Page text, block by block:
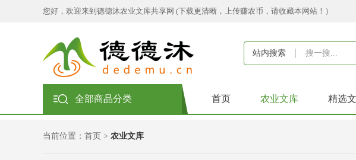
您好，欢迎来到德德沐农业文库共享网 (下载更清晰，上传赚农币，请收藏本网站！）
站内搜索
全部商品分类 首页 农业文库 精选
当前位置： 首页 > 农业文库